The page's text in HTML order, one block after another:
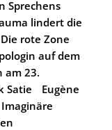
Sprechens
lindert die
Die rote Zone
auf dem
am 23.
Satie
Eugène
Imaginäre